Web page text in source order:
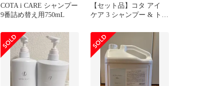
COTA i CARE シャンプー
9番詰め替え用750mL
【セット品】コタ アイ
ケア 3 シャンプー & トリ
レフィル 詰め替え用 cota
LSC